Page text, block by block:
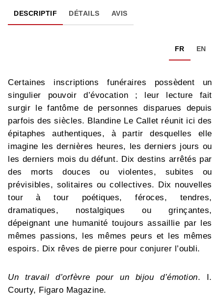
DESCRIPTIF DÉTAILS AVIS
FR EN
Certaines inscriptions funéraires possèdent un
singulier pouvoir d’évocation ; leur lecture fait
surgir le fantôme de personnes disparues depuis
parfois des siècles. Blandine Le Callet réunit ici des
épitaphes authentiques, à partir desquelles elle
imagine les dernières heures, les derniers jours ou
les derniers mois du défunt. Dix destins arrêtés par
des morts douces ou violentes, subites ou
prévisibles, solitaires ou collectives. Dix nouvelles
tour à tour poétiques, féroces, tendres,
dramatiques, nostalgiques ou grinçantes,
dépeignant une humanité toujours assaillie par les
mêmes passions, les mêmes peurs et les mêmes
espoirs. Dix rêves de pierre pour conjurer l’oubli.
Un travail d’orfèvre pour un bijou d’émotion. I.
Courty, Figaro Magazine.